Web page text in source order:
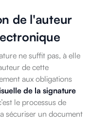
de l'auteur
ne suffit pas, à elle
de cette
aux obligations
de la signature
le processus de
sécuriser un document